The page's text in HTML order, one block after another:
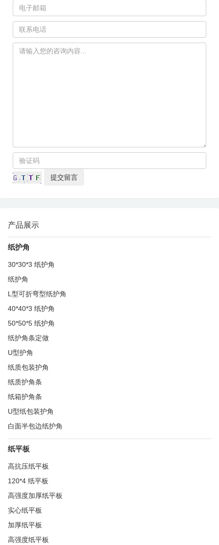
产品展示
纸护角
30*30*3 纸护角
纸护角
L型可折弯型纸护角
40*40*3 纸护角
50*50*5 纸护角
纸护角条定做
U型护角
纸质包装护角
纸质护角条
纸箱护角条
U型纸包装护角
白面半包边纸护角
纸平板
高抗压纸平板
120*4 纸平板
高强度加厚纸平板
实心纸平板
加厚纸平板
高强度纸平板